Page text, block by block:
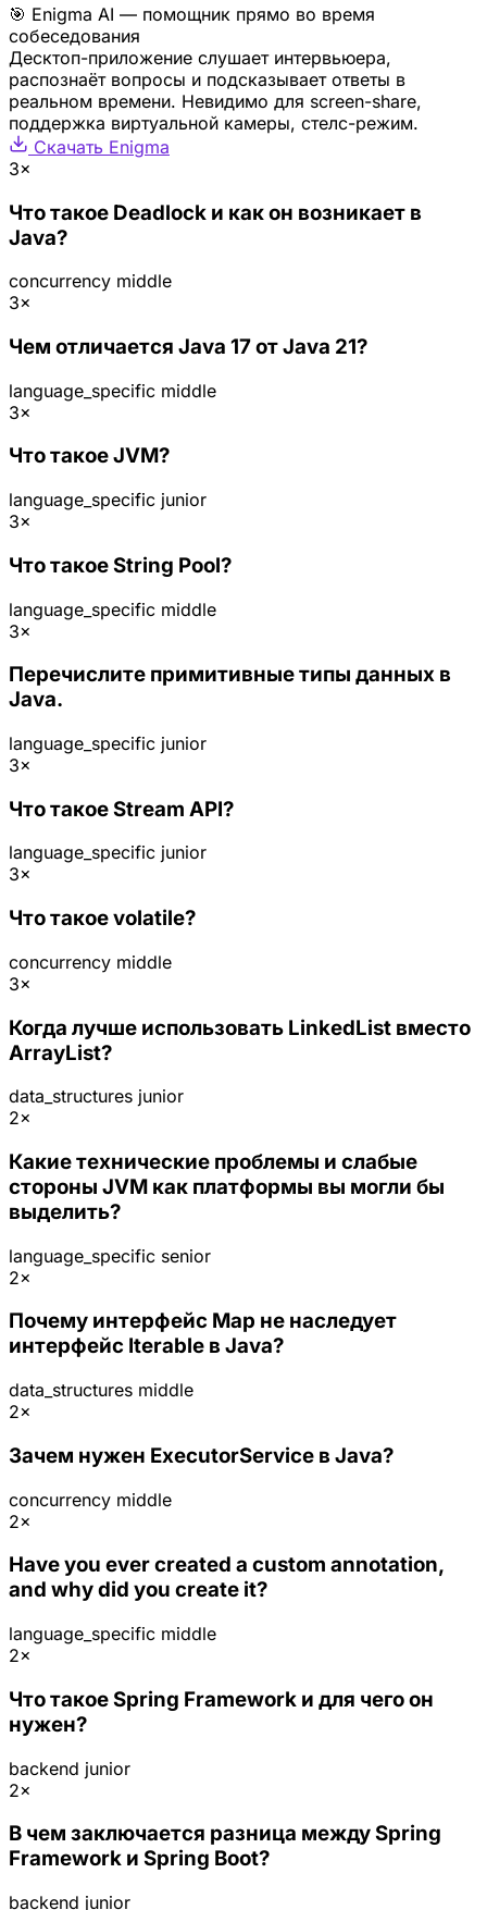
🎯 Enigma AI — помощник прямо во время
собеседования
Десктоп-приложение слушает интервьюера,
распознаёт вопросы и подсказывает ответы в
реальном времени. Невидимо для screen-share,
поддержка виртуальной камеры, стелс-режим.
Скачать Enigma
3×
Что такое Deadlock и как он возникает в
Java?
concurrency middle
3×
Чем отличается Java 17 от Java 21?
language_specific middle
3×
Что такое JVM?
language_specific junior
3×
Что такое String Pool?
language_specific middle
3×
Перечислите примитивные типы данных в
Java.
language_specific junior
3×
Что такое Stream API?
language_specific junior
3×
Что такое volatile?
concurrency middle
3×
Когда лучше использовать LinkedList вместо
ArrayList?
data_structures junior
2×
Какие технические проблемы и слабые
стороны JVM как платформы вы могли бы
выделить?
language_specific senior
2×
Почему интерфейс Map не наследует
интерфейс Iterable в Java?
data_structures middle
2×
Зачем нужен ExecutorService в Java?
concurrency middle
2×
Have you ever created a custom annotation,
and why did you create it?
language_specific middle
2×
Что такое Spring Framework и для чего он
нужен?
backend junior
2×
В чем заключается разница между Spring
Framework и Spring Boot?
backend junior